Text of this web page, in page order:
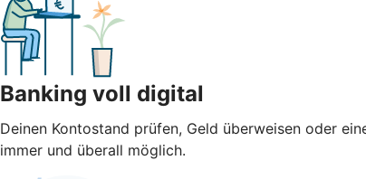
Banking voll digital
Deinen Kontostand prüfen, Geld überweisen oder
immer und überall möglich.